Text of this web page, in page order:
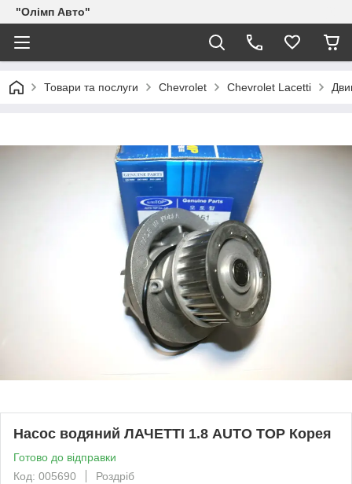
"Олімп Авто"
Товари та послуги Chevrolet Chevrolet Lacetti
Насос водяний ЛАЧЕТТІ 1.8 AUTO TOP Корея
Готово до відправки
Код: 005690
Роздріб